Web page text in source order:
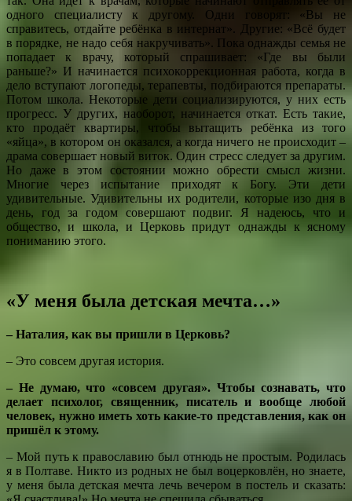
одного специалисту к другому. Одни говорят: «Вы не
справитесь, отдайте ребёнка в интернат». Другие: «Всё будет
в порядке, не надо себя накручивать». Пока однажды семья не
попадает к врачу, который спрашивает: «Где вы были
раньше?» И начинается психокоррекционная работа, когда в
дело вступают логопеды, терапевты, подбираются препараты.
Потом школа. Некоторые дети социализируются, у них есть
прогресс. У других, наоборот, начинается откат. Есть такие,
кто продаёт квартиры, чтобы вытащить ребёнка из того
«яйца», в котором он оказался, а когда ничего не происходит –
драма совершает новый виток. Один стресс следует за другим.
Но даже в этом состоянии можно обрести смысл жизни.
Многие через испытание приходят к Богу. Эти дети
удивительные. Удивительны их родители, которые изо дня в
день, год за годом совершают подвиг. Я надеюсь, что и
общество, и школа, и Церковь придут однажды к ясному
пониманию этого.
«У меня была детская мечта…»
– Наталия, как вы пришли в Церковь?
– Это совсем другая история.
– Не думаю, что «совсем другая». Чтобы сознавать, что
делает психолог, священник, писатель и вообще любой
человек, нужно иметь хоть какие-то представления, как он
пришёл к этому.
– Мой путь к православию был отнюдь не простым. Родилась
я в Полтаве. Никто из родных не был воцерковлён, но знаете,
у меня была детская мечта лечь вечером в постель и сказать: